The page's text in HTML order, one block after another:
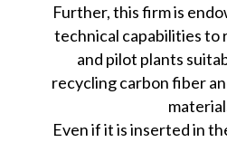
Further, this firm is
technical capabilities to
and pilot plants
recycling carbon fiber
Even if it is inserted in